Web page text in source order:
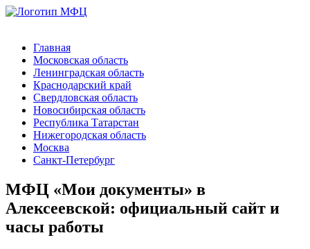
Главная
Московская область
Ленинградская область
Краснодарский край
Свердловская область
Новосибирская область
Республика Татарстан
Нижегородская область
Москва
Санкт-Петербург
МФЦ «Мои документы» в
Алексеевской: официальный сайт и
часы работы